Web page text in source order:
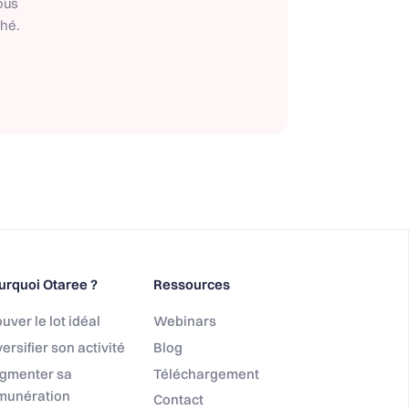
Otaree ?
le lot idéal
son activité
sa
Ressources
Webinars
Blog
Téléchargement
Contact